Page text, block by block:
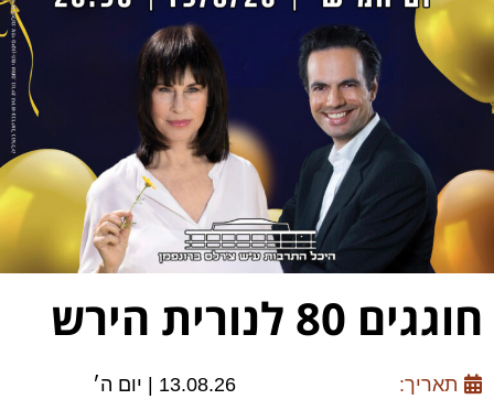
חוגגים 80 לנורית הירש
תאריך: 13.08.26 | יום ה׳